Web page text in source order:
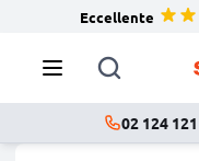
Eccellente
02 124